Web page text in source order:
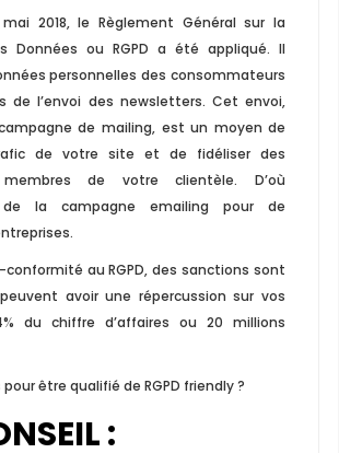
2018, le Règlement Général sur la
Données ou RGPD a été appliqué. Il
personnelles des consommateurs
de l’envoi des newsletters. Cet envoi,
de mailing, est un moyen de
de votre site et de fidéliser des
membres de votre clientèle. D’où
de la campagne emailing pour de
conformité au RGPD, des sanctions sont
avoir une répercussion sur vos
du chiffre d’affaires ou 20 millions
être qualifié de RGPD friendly ?
: